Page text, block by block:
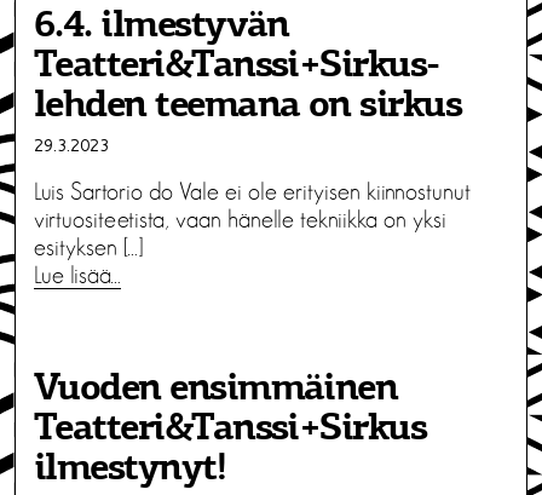
6.4. ilmestyvän
Teatteri&Tanssi+Sirkus-
lehden teemana on sirkus
29.3.2023
Luis Sartorio do Vale ei ole erityisen kiinnostunut
virtuositeetista, vaan hänelle tekniikka on yksi
esityksen […]
Lue lisää…
Vuoden ensimmäinen
Teatteri&Tanssi+Sirkus
ilmestynyt!